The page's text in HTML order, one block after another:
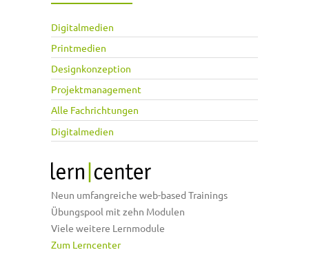
Digitalmedien
Printmedien
Designkonzeption
Projektmanagement
Alle Fachrichtungen
Digitalmedien
Neun umfangreiche web-based Trainings
Übungspool mit zehn Modulen
Viele weitere Lernmodule
Zum Lerncenter